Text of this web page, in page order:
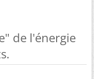
de l'énergie